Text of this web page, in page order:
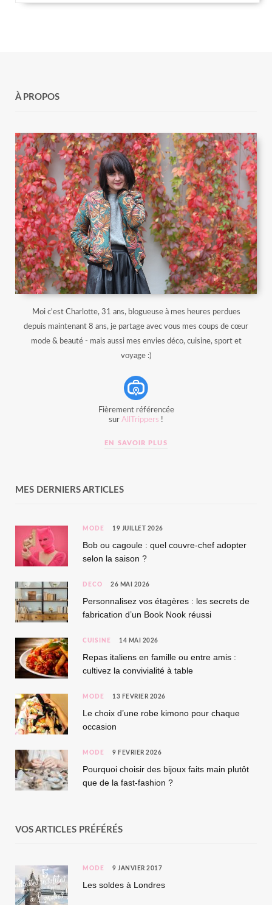
À PROPOS
Moi c'est Charlotte, 31 ans, blogueuse à mes heures perdues
depuis maintenant 8 ans, je partage avec vous mes coups de cœur
mode & beauté - mais aussi mes envies déco, cuisine, sport et
voyage :)
Fièrement référencée
sur AllTrippers !
EN SAVOIR PLUS
MES DERNIERS ARTICLES
MODE 19 JUILLET 2026
Bob ou cagoule : quel couvre-chef adopter
selon la saison ?
DÉCO 26 MAI 2026
Personnalisez vos étagères : les secrets de
fabrication d’un Book Nook réussi
CUISINE 14 MAI 2026
Repas italiens en famille ou entre amis :
cultivez la convivialité à table
MODE 13 FÉVRIER 2026
Le choix d’une robe kimono pour chaque
occasion
MODE 9 FÉVRIER 2026
Pourquoi choisir des bijoux faits main plutôt
que de la fast-fashion ?
VOS ARTICLES PRÉFÉRÉS
MODE 9 JANVIER 2017
Les soldes à Londres